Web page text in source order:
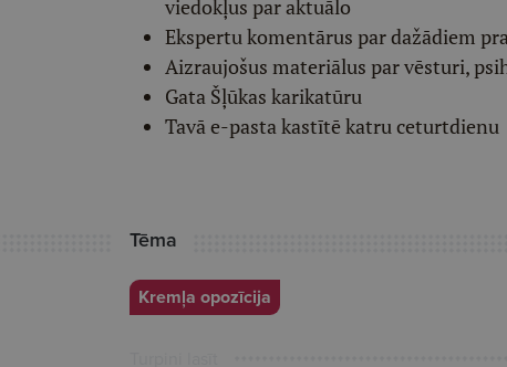
viedokļus par aktuālo
Ekspertu komentārus par dažādiem
Aizraujošus materiālus par vēsturi,
Gata Šļūkas karikatūru
Tavā e-pasta kastītē katru ceturtdienu
Tēma
Kremļa opozīcija